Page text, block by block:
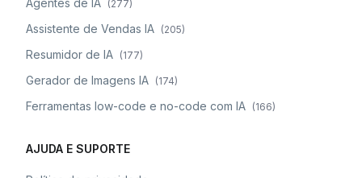
Agentes de IA (277)
Assistente de Vendas IA (205)
Resumidor de IA (177)
Gerador de Imagens IA (174)
Ferramentas low-code e no-code com IA (166)
AJUDA E SUPORTE